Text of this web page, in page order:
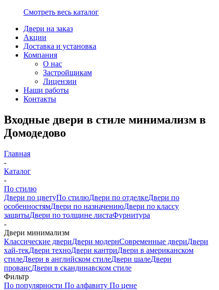
Смотреть весь каталог
Двери на заказ
Акции
Доставка и установка
Компания
О нас
Застройщикам
Лицензии
Наши работы
Контакты
Входные двери в стиле минимализм в
Домодедово
Главная
-
Каталог
-
По стилю
Двери по цветуПо стилюДвери по отделкеДвери по
особенностямДвери по назначениюДвери по классу
защитыДвери по толщине листаФурнитура
-
Двери минимализм
Классические двериДвери модернСовременные двериДвери
хай-текДвери техноДвери кантриДвери в американском
стилеДвери в английском стилеДвери шалеДвери
провансДвери в скандинавском стиле
Фильтр
По популярности По алфавиту По цене